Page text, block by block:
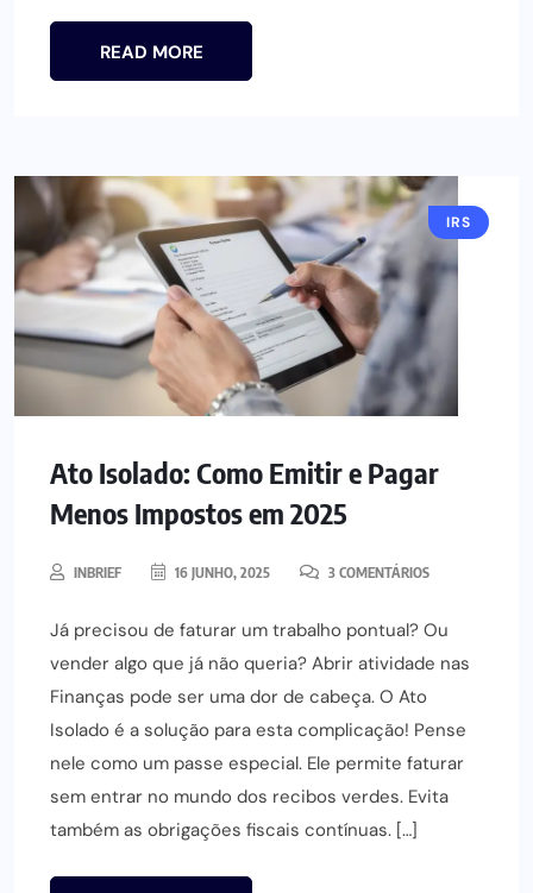
READ MORE
IRS
Ato Isolado: Como Emitir e Pagar
Menos Impostos em 2025
INBRIEF 16 JUNHO, 2025 3 COMENTÁRIOS
Já precisou de faturar um trabalho pontual? Ou
vender algo que já não queria? Abrir atividade nas
Finanças pode ser uma dor de cabeça. O Ato
Isolado é a solução para esta complicação! Pense
nele como um passe especial. Ele permite faturar
sem entrar no mundo dos recibos verdes. Evita
também as obrigações fiscais contínuas. […]